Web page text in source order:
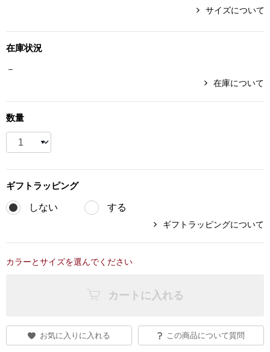
ランド
集
ルーム･アン
その他
ボディバッグ
サイズについて
在庫状況
－
在庫について
数量
ギフト ラッピング
しない する
ギフトラッピングについて
カラーとサイズを選んでください
カートに入れる
お気に入りに入れる この商品について質問